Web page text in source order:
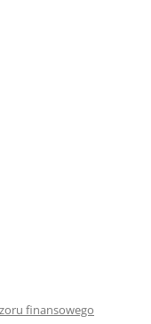
finansowego